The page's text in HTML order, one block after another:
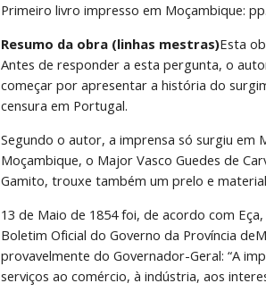
Primeiro livro impresso em Moçambique:
Resumo da obra (linhas mestras)Esta
Antes de responder a esta pergunta, o
começar por apresentar a história do
censura em Portugal.
Segundo o autor, a imprensa só surgiu em
Moçambique, o Major Vasco Guedes de
Gamito, trouxe também um prelo e
13 de Maio de 1854 foi, de acordo com
Boletim Oficial do Governo da Província
provavelmente do Governador-Geral: “A
serviços ao comércio, à indústria, aos